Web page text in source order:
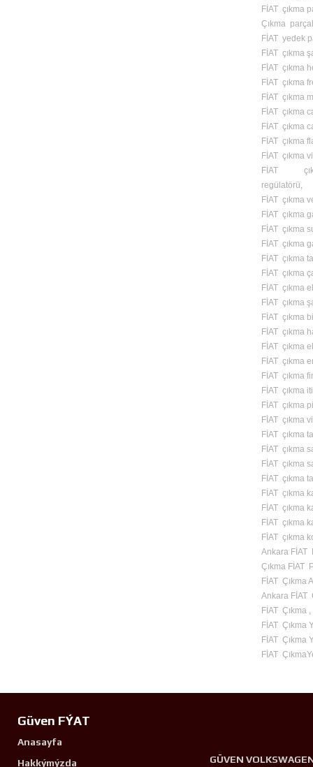
FİAT çıkma
Çıkma
FİAT yedek
FİAT çıkma
FİAT çıkma
FİAT çıkma
FİAT çıkma
FİAT çıkma
FİAT çıkma
FİAT çıkma
FİAT çıkma
FİAT
regülatörü,
FİAT çıkma
FİAT çıkma
FİAT çıkma
FİAT çıkma
FİAT çıkma
FİAT çıkma
FİAT çıkma
FİAT çıkma
FİAT çıkma
FİAT çıkma
FİAT çıkma
FİAT çıkma
FİAT çıkma
FİAT çıkma
FİAT çıkma
FİAT çıkma
FİAT çıkma
FİAT çıkma
FİAT çıkma
FİAT çıkma
FİAT çıkma
FİAT çıkma
FİAT çıkma
FİAT çıkma
Ankara FİAT
Çıkma FİAT
FİAT Çıkma
Ankara FİAT
FİAT Çıkma ,
FİAT Çıkma
FİAT Çıkma
FİAT
Güven FÝAT
Anasayfa
Hakkýmýzda
GÜVEN